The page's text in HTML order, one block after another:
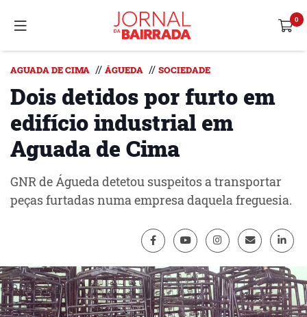
AGUADA DE CIMA // ÁGUEDA // SOCIEDADE
Dois detidos por furto em
edifício industrial em
Aguada de Cima
GNR de Águeda detetou suspeitos a transportar
peças furtadas numa empresa daquela freguesia.